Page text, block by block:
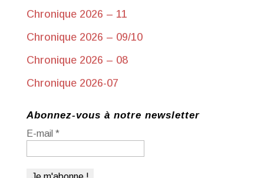
Chronique 2026 – 11
Chronique 2026 – 09/10
Chronique 2026 – 08
Chronique 2026-07
Abonnez-vous à notre newsletter
E-mail *